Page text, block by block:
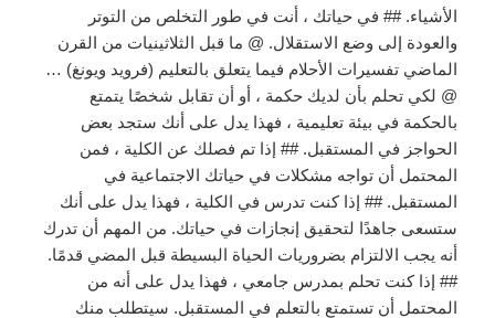
الأشياء. ## في حياتك ، أنت في طور التخلص من التوتر
والعودة إلى وضع الاستقلال. @ ما قبل الثلاثينيات من القرن
الماضي تفسيرات الأحلام فيما يتعلق بالتعليم (فرويد ويونغ) …
@ لكي تحلم بأن لديك حكمة ، أو أن تقابل شخصًا يتمتع
بالحكمة في بيئة تعليمية ، فهذا يدل على أنك ستجد بعض
الحواجز في المستقبل. ## إذا تم فصلك عن الكلية ، فمن
المحتمل أن تواجه مشكلات في حياتك الاجتماعية في
المستقبل. ## إذا كنت تدرس في الكلية ، فهذا يدل على أنك
ستسعى جاهدًا لتحقيق إنجازات في حياتك. من المهم أن تدرك
أنه يجب الالتزام بضروريات الحياة البسيطة قبل المضي قدمًا.
## إذا كنت تحلم بمدرس جامعي ، فهذا يدل على أنه من
المحتمل أن تستمتع بالتعلم في المستقبل. سيتطلب منك